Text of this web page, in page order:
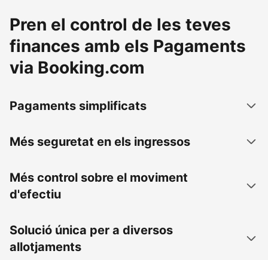
Pren el control de les teves
finances amb els Pagaments
via Booking.com
Pagaments simplificats
Més seguretat en els ingressos
Més control sobre el moviment
d'efectiu
Solució única per a diversos
allotjaments